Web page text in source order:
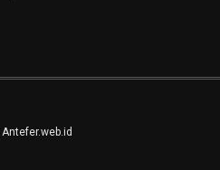
Antefer.web.id